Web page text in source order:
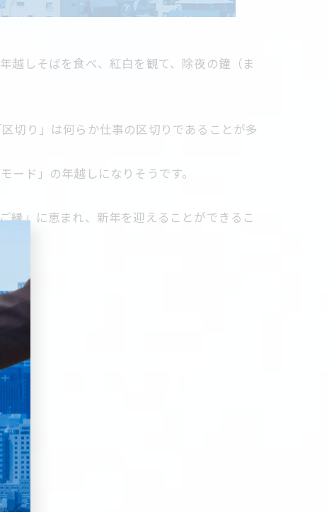
越しそばを食べ、紅白を観て、除夜の鐘（ま
切り」は何らか仕事の区切りであることが多
ド」の年越しになりそうです。
縁」に恵まれ、新年を迎えることができるこ